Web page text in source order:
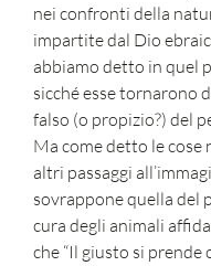
nei confronti della
impartite dal Dio
abbiamo detto in quel
sicché esse tornarono
falso (o propizio?) del
Ma come detto le cose
altri passaggi
sovrappone quella del
cura degli animali
che “Il giusto si prende